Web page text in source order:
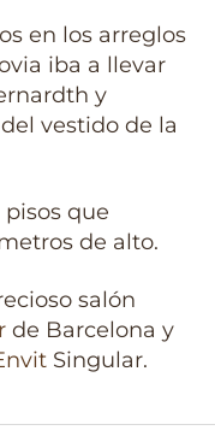
en los arreglos
iba a llevar
y
vestido de la
que
de alto.
salón
de Barcelona y
Singular.